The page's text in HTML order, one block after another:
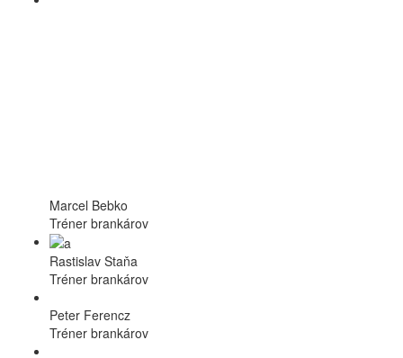
Marcel Bebko
Tréner brankárov
Rastislav Staňa
Tréner brankárov
Peter Ferencz
Tréner brankárov